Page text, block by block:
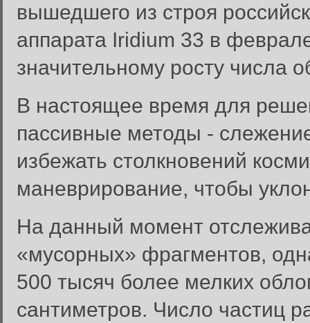
вышедшего из строя
аппарата Iridium 33 в
значительному росту числа
В настоящее время для
пассивные методы -
избежать столкновений
маневрирование, чтобы
На данный момент
«мусорных» фрагментов,
500 тысяч более мелких
сантиметров. Число частиц